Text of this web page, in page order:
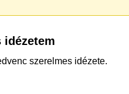
idézetem
szerelmes idézete.